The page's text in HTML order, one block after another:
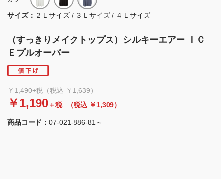
（すっきりメイクトップス）シルキーエアー ＩＣ
Ｅプルオーバー
￥1,490+税（税込 ￥1,639）
￥1,190＋税 （税込 ￥1,309）
商品コード： 07-021-886-81～
サイズ： ２Ｌサイズ / ３Ｌサイズ / ４Ｌサイズ